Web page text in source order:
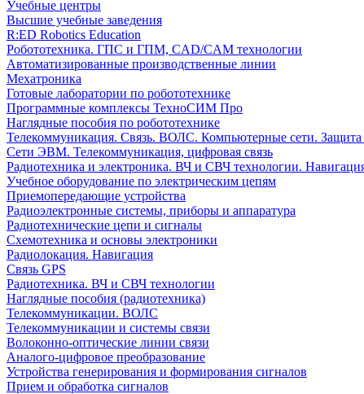
Учебные центры
Высшие учебные заведения
R:ED Robotics Education
Робототехника. ГПС и ГПМ, CAD/CAM технологии
Автоматизированные производственные линии
Мехатроника
Готовые лаборатории по робототехнике
Программные комплексы ТехноСИМ Про
Наглядные пособия по робототехнике
Телекоммуникация. Связь. ВОЛС. Компьютерные сети.
Сети ЭВМ. Телекоммуникация, цифровая связь
Радиотехника и электроника. ВЧ и СВЧ технологии.
Учебное оборудование по электрическим цепям
Приемопередающие устройства
Радиоэлектронные системы, приборы и аппаратура
Радиотехнические цепи и сигналы
Схемотехника и основы электроники
Радиолокация. Навигация
Связь GPS
Радиотехника. ВЧ и СВЧ технологии
Наглядные пособия (радиотехника)
Телекоммуникации. ВОЛС
Телекоммуникации и системы связи
Волоконно-оптические линии связи
Аналого-цифровое преобразование
Устройства генерирования и формирования сигналов
Прием и обработка сигналов